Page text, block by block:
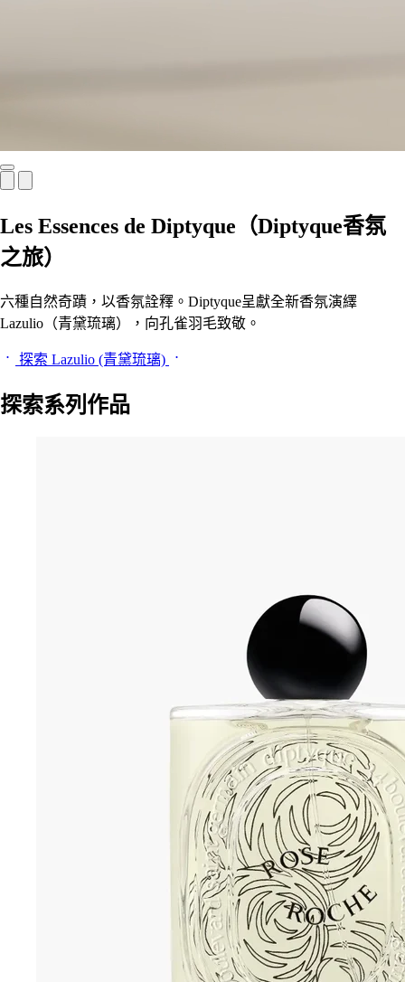
Les Essences de Diptyque（Diptyque香氛
之旅）
六種自然奇蹟，以香氛詮釋。Diptyque呈獻全新香氛演繹
Lazulio（青黛琉璃），向孔雀羽毛致敬。
探索 Lazulio (青黛琉璃)
探索系列作品